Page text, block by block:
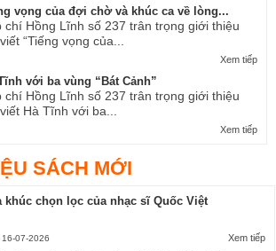
vọng của đợi chờ và khúc ca về lòng...
chí Hồng Lĩnh số 237 trân trọng giới thiệu
“Tiếng vọng của...
Xem tiếp
với ba vùng “Bát Cảnh”
chí Hồng Lĩnh số 237 trân trọng giới thiệu
Hà Tĩnh với ba...
Xem tiếp
SÁCH MỚI
khúc chọn lọc của nhạc sĩ Quốc Việt
Xem tiếp
16-07-2026